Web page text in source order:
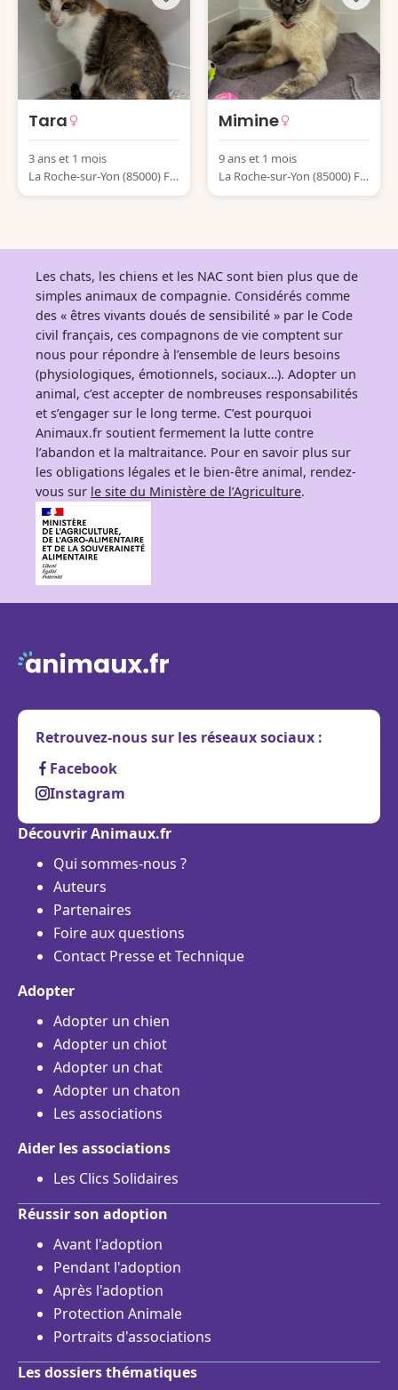
Tara
3 ans et 1 mois
La Roche-sur-Yon (85000) Fr
ance
Mimine
9 ans et 1 mois
La Roche-sur-Yon (85000) Fr
ance
Les chats, les chiens et les NAC sont bien plus que de
simples animaux de compagnie. Considérés comme
des « êtres vivants doués de sensibilité » par le Code
civil français, ces compagnons de vie comptent sur
nous pour répondre à l’ensemble de leurs besoins
(physiologiques, émotionnels, sociaux…). Adopter un
animal, c’est accepter de nombreuses responsabilités
et s’engager sur le long terme. C’est pourquoi
Animaux.fr soutient fermement la lutte contre
l’abandon et la maltraitance. Pour en savoir plus sur
les obligations légales et le bien-être animal, rendez-
vous sur le site du Ministère de l’Agriculture.
Retrouvez-nous sur les réseaux sociaux :
Facebook
Instagram
Découvrir Animaux.fr
Qui sommes-nous ?
Auteurs
Partenaires
Foire aux questions
Contact Presse et Technique
Adopter
Adopter un chien
Adopter un chiot
Adopter un chat
Adopter un chaton
Les associations
Aider les associations
Les Clics Solidaires
Réussir son adoption
Avant l'adoption
Pendant l'adoption
Après l'adoption
Protection Animale
Portraits d'associations
Les dossiers thématiques